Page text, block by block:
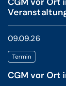
09.09.26
Termin
CGM vor Ort